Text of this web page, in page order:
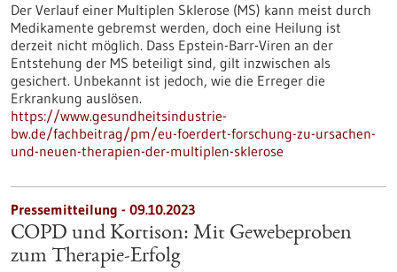
Der Verlauf einer Multiplen Sklerose (MS) kann meist durch
Medikamente gebremst werden, doch eine Heilung ist
derzeit nicht möglich. Dass Epstein-Barr-Viren an der
Entstehung der MS beteiligt sind, gilt inzwischen als
gesichert. Unbekannt ist jedoch, wie die Erreger die
Erkrankung auslösen.
https://www.gesundheitsindustrie-
bw.de/fachbeitrag/pm/eu-foerdert-forschung-zu-ursachen-
und-neuen-therapien-der-multiplen-sklerose
Pressemitteilung - 09.10.2023
COPD und Kortison: Mit Gewebeproben
zum Therapie-Erfolg